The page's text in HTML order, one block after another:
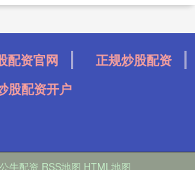
配资官网
正规炒股配资
股配资开户
公牛配资 RSS地图 HTML地图